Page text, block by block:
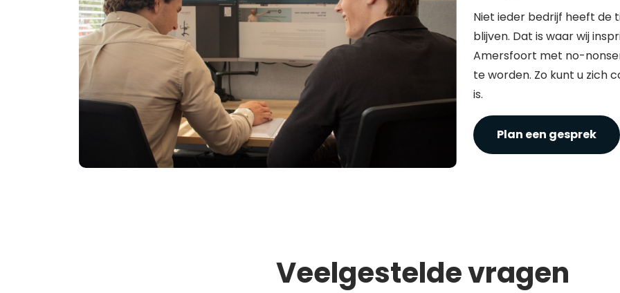
Niet ieder bedrijf heeft de
blijven. Dat is waar wij
Amersfoort met no-
te worden. Zo kunt u zich
is.
Plan een gesprek
Veelgestelde vragen